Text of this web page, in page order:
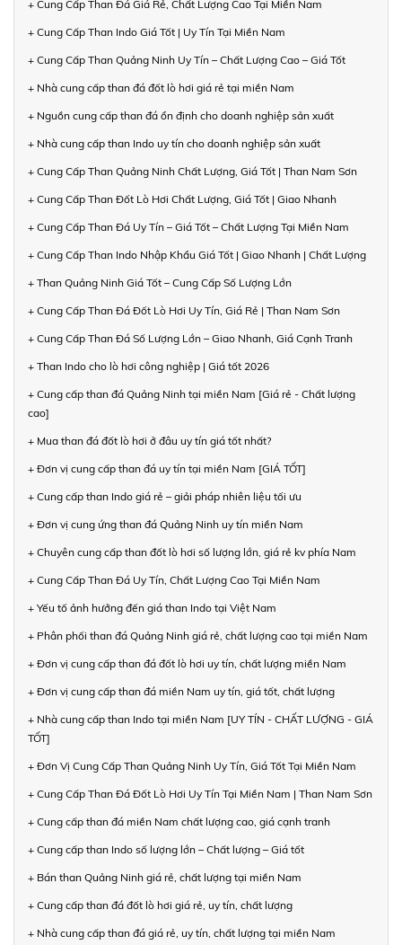
+ Cung Cấp Than Đá Giá Rẻ, Chất Lượng Cao Tại Miền Nam
+ Cung Cấp Than Indo Giá Tốt | Uy Tín Tại Miền Nam
+ Cung Cấp Than Quảng Ninh Uy Tín – Chất Lượng Cao – Giá Tốt
+ Nhà cung cấp than đá đốt lò hơi giá rẻ tại miền Nam
+ Nguồn cung cấp than đá ổn định cho doanh nghiệp sản xuất
+ Nhà cung cấp than Indo uy tín cho doanh nghiệp sản xuất
+ Cung Cấp Than Quảng Ninh Chất Lượng, Giá Tốt | Than Nam Sơn
+ Cung Cấp Than Đốt Lò Hơi Chất Lượng, Giá Tốt | Giao Nhanh
+ Cung Cấp Than Đá Uy Tín – Giá Tốt – Chất Lượng Tại Miền Nam
+ Cung Cấp Than Indo Nhập Khẩu Giá Tốt | Giao Nhanh | Chất Lượng
+ Than Quảng Ninh Giá Tốt – Cung Cấp Số Lượng Lớn
+ Cung Cấp Than Đá Đốt Lò Hơi Uy Tín, Giá Rẻ | Than Nam Sơn
+ Cung Cấp Than Đá Số Lượng Lớn – Giao Nhanh, Giá Cạnh Tranh
+ Than Indo cho lò hơi công nghiệp | Giá tốt 2026
+ Cung cấp than đá Quảng Ninh tại miền Nam [Giá rẻ - Chất lượng
cao]
+ Mua than đá đốt lò hơi ở đâu uy tín giá tốt nhất?
+ Đơn vị cung cấp than đá uy tín tại miền Nam [GIÁ TỐT]
+ Cung cấp than Indo giá rẻ – giải pháp nhiên liệu tối ưu
+ Đơn vị cung ứng than đá Quảng Ninh uy tín miền Nam
+ Chuyên cung cấp than đốt lò hơi số lượng lớn, giá rẻ kv phía Nam
+ Cung Cấp Than Đá Uy Tín, Chất Lượng Cao Tại Miền Nam
+ Yếu tố ảnh hưởng đến giá than Indo tại Việt Nam
+ Phân phối than đá Quảng Ninh giá rẻ, chất lượng cao tại miền Nam
+ Đơn vị cung cấp than đá đốt lò hơi uy tín, chất lượng miền Nam
+ Đơn vị cung cấp than đá miền Nam uy tín, giá tốt, chất lượng
+ Nhà cung cấp than Indo tại miền Nam [UY TÍN - CHẤT LƯỢNG - GIÁ
TỐT]
+ Đơn Vị Cung Cấp Than Quảng Ninh Uy Tín, Giá Tốt Tại Miền Nam
+ Cung Cấp Than Đá Đốt Lò Hơi Uy Tín Tại Miền Nam | Than Nam Sơn
+ Cung cấp than đá miền Nam chất lượng cao, giá cạnh tranh
+ Cung cấp than Indo số lượng lớn – Chất lượng – Giá tốt
+ Bán than Quảng Ninh giá rẻ, chất lượng tại miền Nam
+ Cung cấp than đá đốt lò hơi giá rẻ, uy tín, chất lượng
+ Nhà cung cấp than đá giá rẻ, uy tín, chất lượng tại miền Nam